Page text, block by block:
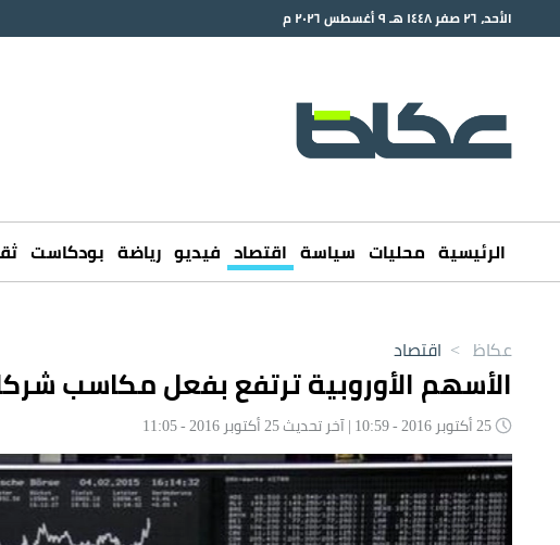
الأحد، ٢٦ صفر ١٤٤٨ هـ ٩ أغسطس ٢٠٢٦ م
الرئيسية محليات سياسة اقتصاد فيديو رياضة بودكاست
عكاظ > اقتصاد
الأسهم الأوروبية ترتفع بفعل مكاسب